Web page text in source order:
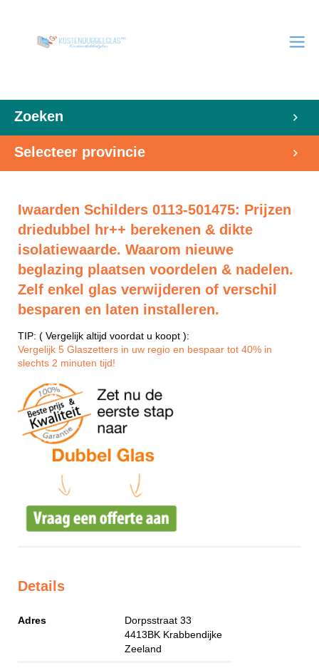
Zoeken
Selecteer provincie
Iwaarden Schilders 0113-501475: Prijzen
driedubbel hr++ berekenen & dikte
isolatiewaarde. Waarom nieuwe
beglazing plaatsen voordelen & nadelen.
Zelf enkel glas verwijderen of verschil
besparen en laten installeren.
TIP: ( Vergelijk altijd voordat u koopt ):
Vergelijk 5 Glaszetters in uw regio en bespaar tot 40% in
slechts 2 minuten tijd!
Details
Adres
Dorpsstraat 33
4413BK Krabbendijke
Zeeland